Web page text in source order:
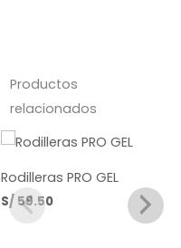
Productos
relacionados
Rodilleras PRO GEL
S/ 59.50